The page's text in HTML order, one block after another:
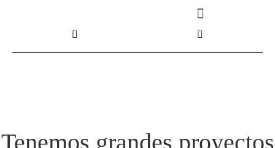
Tenemos grandes proyectos